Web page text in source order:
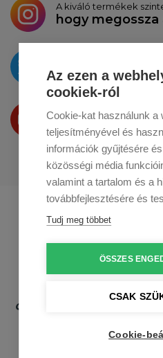
A kiváló termékek
hogy megossza
a Twitteren
Termékeinket
a Youtube-on is
Profikuchar.sk
Az ezen a
cookiek-ról
Cookie-kat használunk a
teljesítményével és
információk gyűjtésére
közösségi média
valamint a tartalom és a
továbbfejlesztésére és
Tudj meg többet
ÖSSZES
CSAK
Cookie-